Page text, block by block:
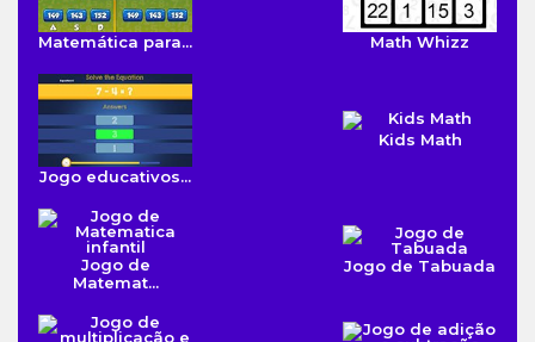
Matemática para... Math Whizz
Jogo educativos...
Kids Math
Jogo de
Matemat...
Jogo de Tabuada